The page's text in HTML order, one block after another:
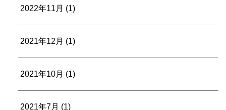
2022年11月 (1)
2021年12月 (1)
2021年10月 (1)
2021年7月 (1)